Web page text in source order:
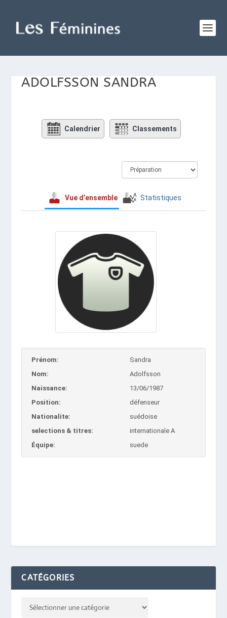
ADOLFSSON SANDRA
Calendrier Classements
Vue d’ensemble Statistiques
Prénom:
Sandra
Nom:
Adolfsson
Naissance:
13/06/1987
Position:
défenseur
Nationalite:
suédoise
selections & titres:
internationale A
Équipe:
suede
CATÉGORIES